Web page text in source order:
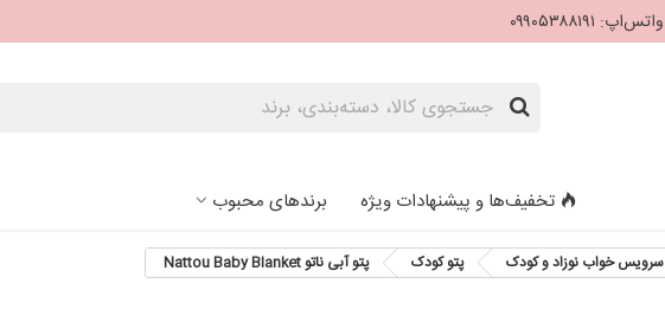
واتس‌اپ: ۰۹۹۰۵۳۸۸۱۹۱
تخفیف‌ها و پیشنهادات ویژه برندهای محبوب
سرویس خواب نوزاد و کودک پتو کودک پتو آبی ناتو Nattou Baby Blanket